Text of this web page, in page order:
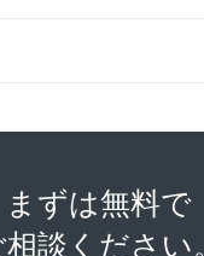
まずは無料で
談ください。